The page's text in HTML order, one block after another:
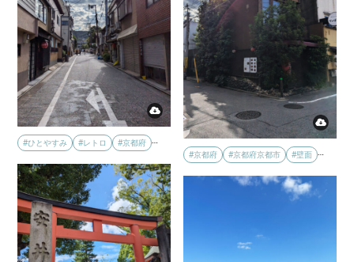
#ひとやすみ #レトロ #京都府
#京都府
#京都府京都市 #壁面